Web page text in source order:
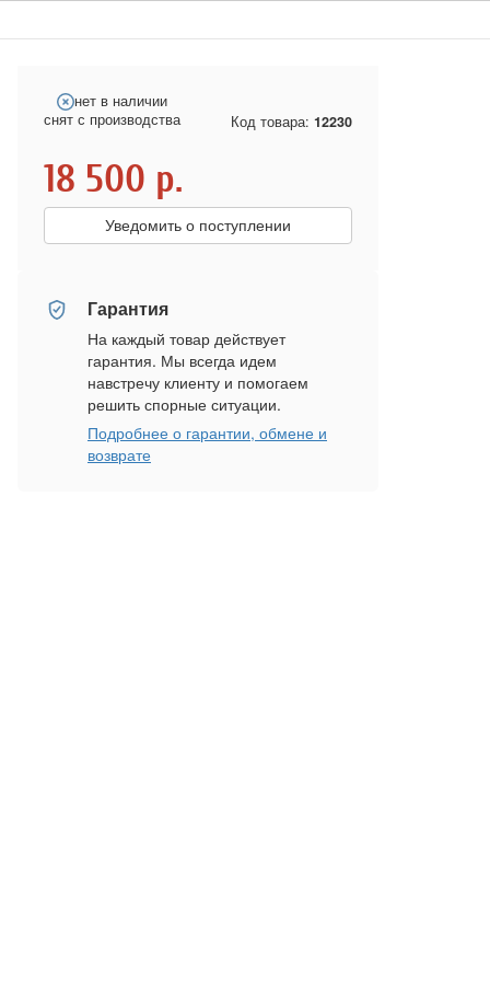
нет в наличии
снят с производства
Код товара: 12230
18 500 р.
Уведомить о поступлении
Гарантия
На каждый товар действует
гарантия. Мы всегда идем
навстречу клиенту и помогаем
решить спорные ситуации.
Подробнее о гарантии, обмене и
возврате